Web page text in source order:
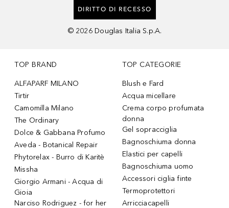
DIRITTO DI RECESSO
© 2026 Douglas Italia S.p.A.
TOP BRAND
ALFAPARF MILANO
Tirtir
Camomilla Milano
The Ordinary
Dolce & Gabbana Profumo
Aveda - Botanical Repair
Phytorelax - Burro di Karitè
Missha
Giorgio Armani - Acqua di
Gioia
Narciso Rodriguez - for her
TOP CATEGORIE
Blush e Fard
Acqua micellare
Crema corpo profumata
donna
Gel sopracciglia
Bagnoschiuma donna
Elastici per capelli
Bagnoschiuma uomo
Accessori ciglia finte
Termoprotettori
Arricciacapelli